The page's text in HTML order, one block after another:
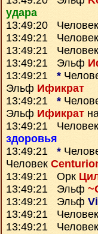
удара
13:49:20 Человек
13:49:21 Человек
13:49:21 Человек
13:49:21 Эльф
13:49:21 *
Эльф Ификрат
13:49:21 *
Эльф Ификрат
13:49:21 Человек
здоровья
13:49:21 *
Человек
13:49:21 Орк
13:49:21 Эльф
13:49:21 Эльф
13:49:21 Человек
13:49:21 Человек